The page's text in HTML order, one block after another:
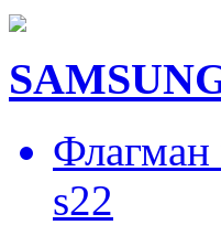
s22